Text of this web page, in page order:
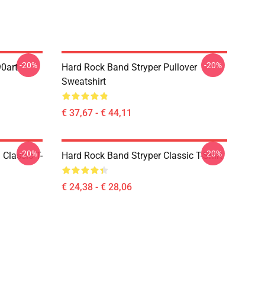
-20%
Hard Rock Band Stryper Pullover
Sweatshirt
€ 37,67 - € 44,11
-20%
T-
-20% Hard Rock Band Stryper Classic T-Shirt
€ 24,38 - € 28,06
-20%